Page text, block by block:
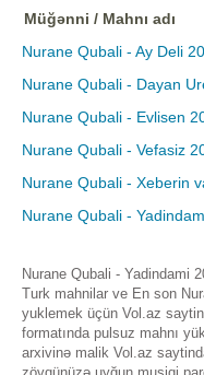
Müğənni / Mahnı adı
Nurane Qubali - Ay Deli
Nurane Qubali - Dayan
Nurane Qubali - Evlisen
Nurane Qubali - Vefasiz
Nurane Qubali - Xeberin
Nurane Qubali -
Nurane Qubali - Yadindami
Turk mahnilar ve En son
yuklemek üçün Vol.az
formatında pulsuz mahnı
arxivinə malik Vol.az